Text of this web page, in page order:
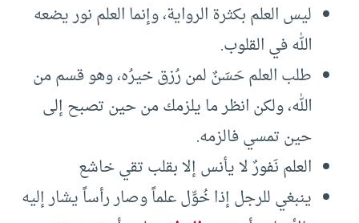
ليس العلم بكثرة الرواية، وإنما العلم نور يضعه
الله في القلوب.
طلب العلم حَسَنٌ لمن رُزق خيرُه، وهو قسم من
الله، ولكن انظر ما يلزمك من حين تصبح إلى
حين تمسي فالزمه.
العلم نَفورٌ لا يأنس إلا بقلب تقي خاشع
ينبغي للرجل إذا خُوِّل علماً وصار رأساً يشار إليه